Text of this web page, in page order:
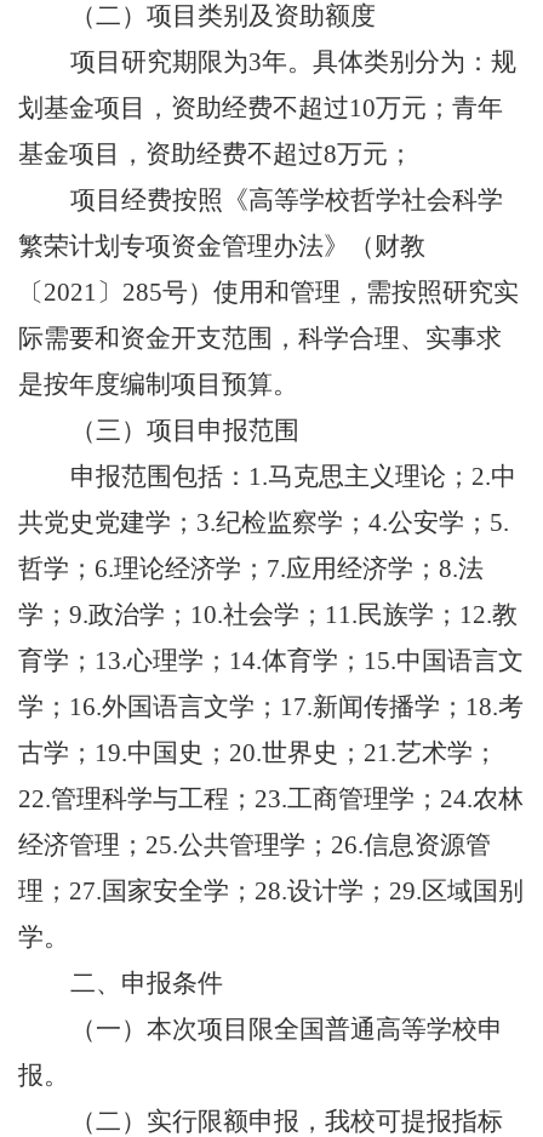
（二）项目类别及资助额度
项目研究期限为3年。具体类别分为：规
划基金项目，资助经费不超过10万元；青年
基金项目，资助经费不超过8万元；
项目经费按照《高等学校哲学社会科学
繁荣计划专项资金管理办法》（财教
〔2021〕285号）使用和管理，需按照研究实
际需要和资金开支范围，科学合理、实事求
是按年度编制项目预算。
（三）项目申报范围
申报范围包括： 1.马克思主义理论；2.中
共党史党建学；3.纪检监察学；4.公安学；5.
哲学；6.理论经济学；7.应用经济学；8.法
学；9.政治学；10.社会学；11.民族学；12.教
育学；13.心理学；14.体育学；15.中国语言文
学；16.外国语言文学；17.新闻传播学；18.考
古学；19.中国史；20.世界史；21.艺术学；
22.管理科学与工程；23.工商管理学；24.农林
经济管理；25.公共管理学；26.信息资源管
理；27.国家安全学；28.设计学；29.区域国别
学。
二、申报条件
（一）本次项目限全国普通高等学校申
报。
（二）实行限额申报， 我校可提报指标